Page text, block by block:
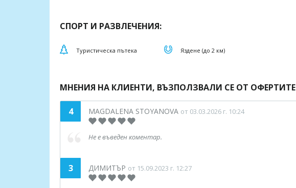
СПОРТ И РАЗВЛЕЧЕНИЯ:
Туристическа пътека Яздене (до 2 км)
МНЕНИЯ НА КЛИЕНТИ, ВЪЗПОЛЗВАЛИ СЕ ОТ ОФЕРТИТЕ
4 MAGDALENA STOYANOVA от 03.03.2026 г. 10:24
Не е въведен коментар.
3 ДИМИТЪР от 15.09.2023 г. 12:27